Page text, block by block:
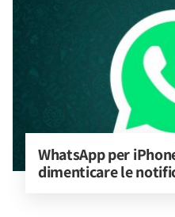
WhatsApp per
dimenticare le